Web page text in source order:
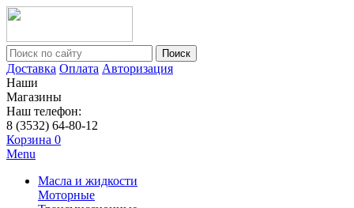
Поиск
Доставка Оплата Авторизация
Наши
Магазины
Наш телефон:
8 (3532) 64-80-12
Корзина 0
Menu
Масла и жидкости
Моторные